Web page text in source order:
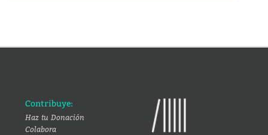
Contribuye:
Haz tu Donación
Colabora